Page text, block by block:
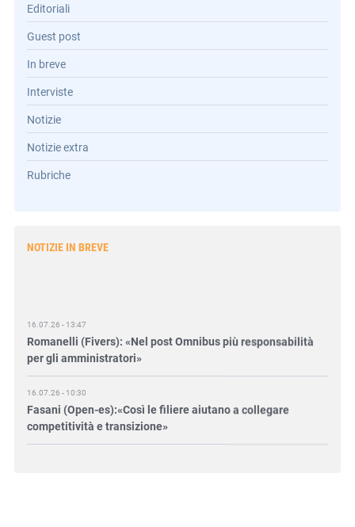
Editoriali
Guest post
In breve
Interviste
Notizie
Notizie extra
Rubriche
NOTIZIE IN BREVE
Romanelli (Fivers): «Nel post Omnibus più responsabilità
per gli amministratori»
Fasani (Open-es):«Così le filiere aiutano a collegare
competitività e transizione»